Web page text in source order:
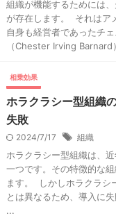
組織が機能するためには
が存在します。 それはア
自身も経営者であったチ
（Chester Irving Barnard
相乗効果
ホラクラシー型組織
失敗
2024/7/17 組織
ホラクラシー型組織は、
一つです。その特徴的な
ます。 しかしホラクラシ
とは異なるため、導入に
...